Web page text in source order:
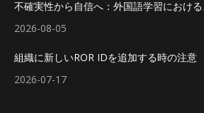
不確実性から自信へ：外国語学習におけ
2026-08-05
組織に新しいROR IDを追加する時の注意
2026-07-17